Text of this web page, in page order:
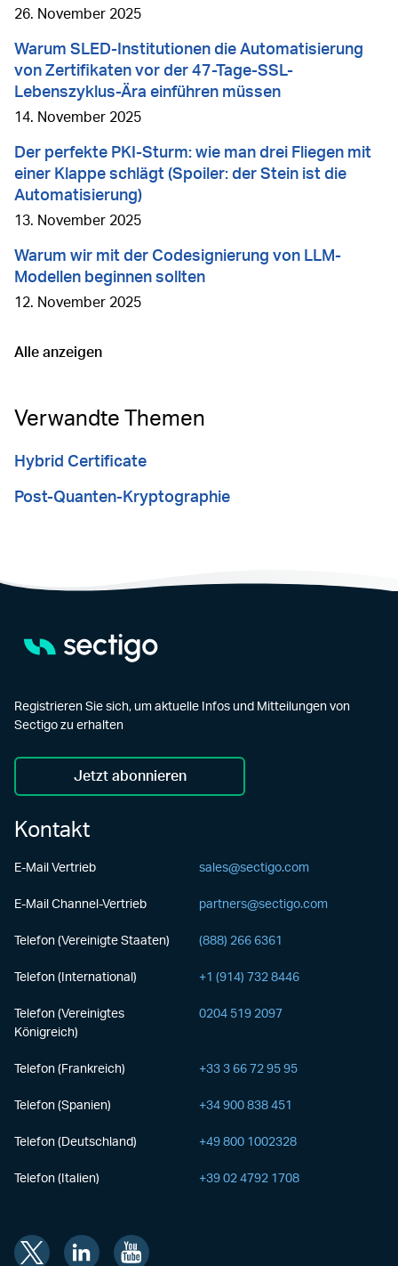
26. November 2025
Warum SLED-Institutionen die Automatisierung
von Zertifikaten vor der 47-Tage-SSL-
Lebenszyklus-Ära einführen müssen
14. November 2025
Der perfekte PKI-Sturm: wie man drei Fliegen mit
einer Klappe schlägt (Spoiler: der Stein ist die
Automatisierung)
13. November 2025
Warum wir mit der Codesignierung von LLM-
Modellen beginnen sollten
12. November 2025
Alle anzeigen
Gehe zu
Verwandte Themen
Hybrid Certificate
Post-Quanten-Kryptographie
Registrieren Sie sich, um aktuelle Infos und Mitteilungen von
Sectigo zu erhalten
Jetzt abonnieren
Kontakt
E-Mail Vertrieb sales@sectigo.com
E-Mail Channel-Vertrieb partners@sectigo.com
Telefon (Vereinigte Staaten) (888) 266 6361
Telefon (International) +1 (914) 732 8446
Telefon (Vereinigtes
Königreich)
0204 519 2097
Telefon (Frankreich) +33 3 66 72 95 95
Telefon (Spanien) +34 900 838 451
Telefon (Deutschland) +49 800 1002328
Telefon (Italien) +39 02 4792 1708